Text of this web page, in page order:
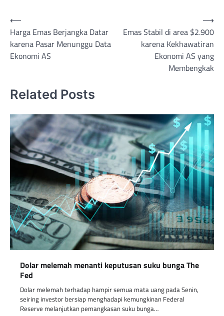
Post
navigation
⟵
Harga Emas Berjangka Datar
karena Pasar Menunggu Data
Ekonomi AS
Emas Stabil di area $2.900
karena Kekhawatiran
Ekonomi AS yang
Membengkak
⟶
Related Posts
Dolar melemah menanti keputusan suku bunga The
Fed
Dolar melemah terhadap hampir semua mata uang pada Senin,
seiring investor bersiap menghadapi kemungkinan Federal
Reserve melanjutkan pemangkasan suku bunga…